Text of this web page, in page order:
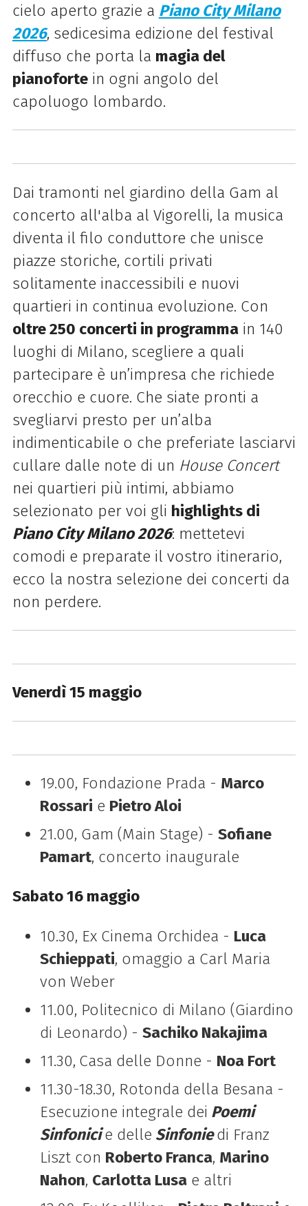
cielo aperto grazie a Piano City Milano
2026, sedicesima edizione del festival
diffuso che porta la magia del
pianofortein ogni angolo del
capoluogo lombardo.
Dai tramonti nel giardino della Gam al
concerto all'alba al Vigorelli, la musica
diventa il filo conduttore che unisce
piazze storiche, cortili privati
solitamente inaccessibili e nuovi
quartieri in continua evoluzione. Con
oltre 250 concerti in programmain 140
luoghi di Milano, scegliere a quali
partecipare è un’impresa che richiede
orecchio e cuore. Che siate pronti a
svegliarvi presto per un’alba
indimenticabile o che preferiate lasciarvi
cullare dalle note di un House Concert
nei quartieri più intimi, abbiamo
selezionato per voi gli highlights di
Piano City Milano 2026: mettetevi
comodi e preparate il vostro itinerario,
ecco la nostra selezione dei concerti da
non perdere.
Venerdì 15 maggio
19.00, Fondazione Prada - Marco
Rossari e Pietro Aloi
21.00, Gam (Main Stage) - Sofiane
Pamart, concerto inaugurale
Sabato 16 maggio
10.30, Ex Cinema Orchidea - Luca
Schieppati, omaggio a Carl Maria
von Weber
11.00, Politecnico di Milano (Giardino
di Leonardo) - Sachiko Nakajima
11.30, Casa delle Donne - Noa Fort
11.30-18.30, Rotonda della Besana -
Esecuzione integrale dei Poemi
Sinfonici e delle Sinfoniedi Franz
Liszt con Roberto Franca, Marino
Nahon, Carlotta Lusae altri